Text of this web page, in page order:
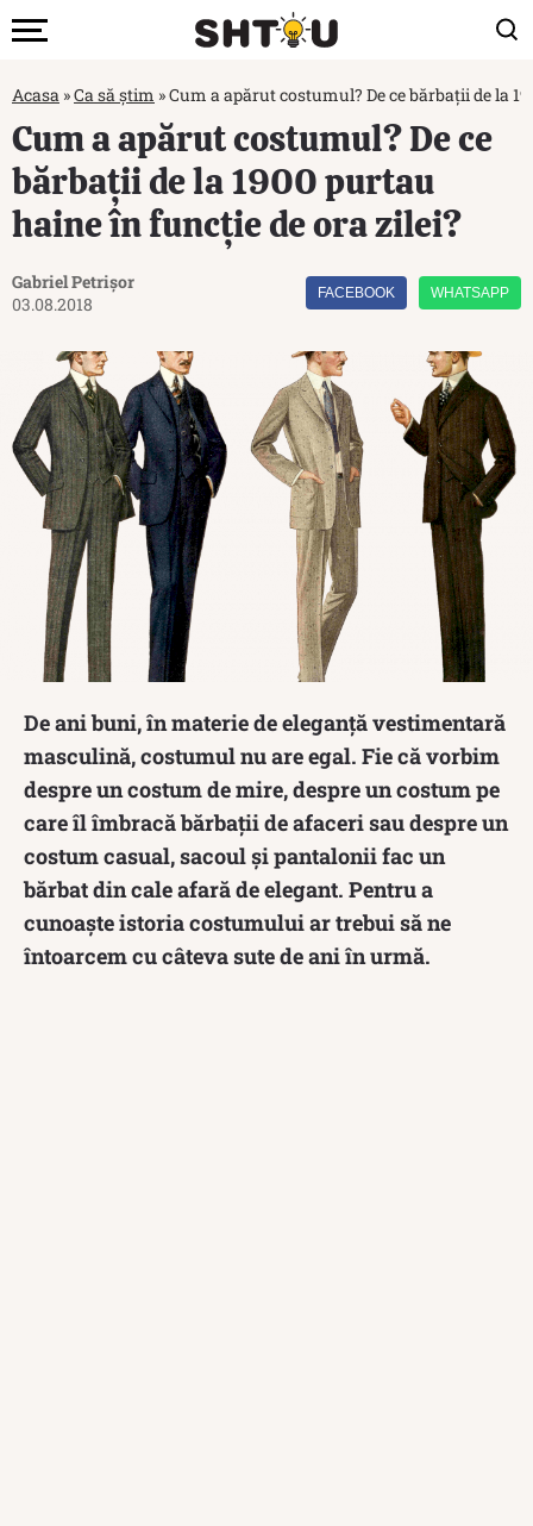
Acasa »Ca să știm »Cum a apărut costumul? De ce bărbații de la
Cum a apărut costumul? De ce
bărbații de la 1900 purtau
haine în funcție de ora zilei?
Gabriel Petrișor
03.08.2018
FACEBOOK WHATSAPP
De ani buni, în materie de eleganță vestimentară
masculină, costumul nu are egal. Fie că vorbim
despre un costum de mire, despre un costum pe
care îl îmbracă bărbații de afaceri sau despre un
costum casual, sacoul și pantalonii fac un
bărbat din cale afară de elegant. Pentru a
cunoaște istoria costumului ar trebui să ne
întoarcem cu câteva sute de ani în urmă.